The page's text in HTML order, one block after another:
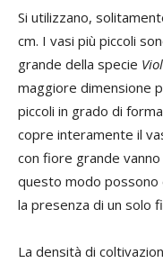
Si utilizzano,
cm. I vasi più piccoli
grande della specie
maggiore dimensione
piccoli in grado di
copre interamente il
con fiore grande
questo modo possono
la presenza di un solo
La densità di